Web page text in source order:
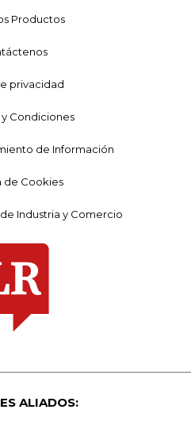
Productos
privacidad
y Condiciones
de Información
de Cookies
Industria y Comercio
ALIADOS: